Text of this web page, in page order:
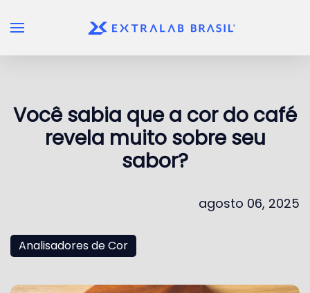
Skip to main content
Você sabia que a cor do café
revela muito sobre seu
sabor?
agosto 06, 2025
Analisadores de Cor